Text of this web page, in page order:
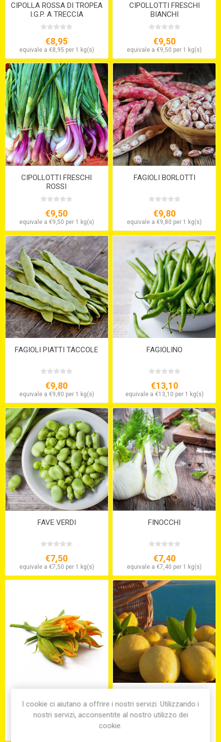
CIPOLLA ROSSA DI TROPEA
I.G.P. A TRECCIA
€8,95
equivale a €8,95 per 1 kg(s)
CIPOLLOTTI FRESCHI
BIANCHI
€9,50
equivale a €9,50 per 1 kg(s)
CIPOLLOTTI FRESCHI
ROSSI
€9,50
equivale a €9,50 per 1 kg(s)
FAGIOLI BORLOTTI
€9,80
equivale a €9,80 per 1 kg(s)
FAGIOLI PIATTI TACCOLE
€9,80
equivale a €9,80 per 1 kg(s)
FAGIOLINO
€13,10
equivale a €13,10 per 1 kg(s)
FAVE VERDI
€7,50
equivale a €7,50 per 1 kg(s)
FINOCCHI
€7,40
equivale a €7,40 per 1 kg(s)
VASCHETTA
AMALFITANA
I cookie ci aiutano a offrire i nostri servizi. Utilizzando i
nostri servizi, acconsentite al nostro utilizzo dei
cookie.